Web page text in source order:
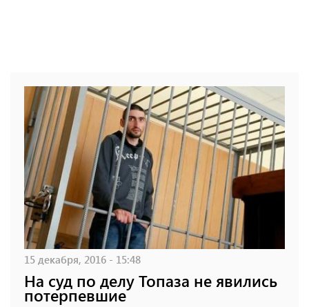
15 декабря, 2016 - 15:48
На суд по делу Топаза не явились
потерпевшие